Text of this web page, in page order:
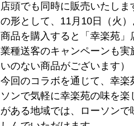
店頭でも同時に販売いたし
の形として、11月10日（火
商品を購入すると「幸楽苑
業種送客のキャンペーンも
いのない商品がございます）
今回のコラボを通じて、幸
ソンで気軽に幸楽苑の味を
がある地域では、ローソン